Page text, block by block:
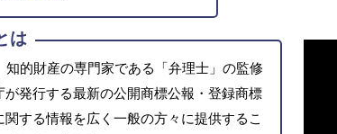
は
知的財産の専門家である「弁理士」の監修
発行する最新の公開商標公報・登録商標
する情報を広く一般の方々に提供するこ